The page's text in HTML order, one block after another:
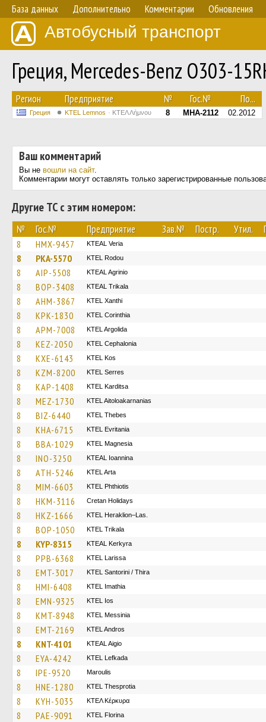
База данных Дополнительно Комментарии Обновления
Автобусный транспорт
Греция, Mercedes-Benz O303-
Регион Предприятие № Гос.№ По...
Греция KTEL Lemnos ΚΤΕΛ Λήμνου 8 MHA-2112 02.2012
Ваш комментарий
Вы не вошли на сайт.
Комментарии могут оставлять только зарегистрированные
Другие ТС с этим номером:
№ Гос.№ Предприятие Зав.№ Постр. Утил.
8 HMX-9457 KTEAL Veria
8 PKA-5570 ΚΤΕL Rodou
8 AIP-5508 KTEAL Agrinio
8 BOP-3408 KTEAL Trikala
8 AHM-3867 KTEL Xanthi
8 KPK-1830 KTEL Corinthia
8 APM-7008 KTEL Argolida
8 KEZ-2050 KTEL Cephalonia
8 KXE-6143 KTEL Kos
8 KZM-8200 KTEL Serres
8 KAP-1408 ΚΤΕL Karditsa
8 MEZ-1730 KTEL Aitoloakarnanias
8 BIZ-6440 KTEL Thebes
8 KHA-6715 ΚΤΕL Evritania
8 BBA-1029 ΚΤΕL Magnesia
8 INO-3250 KTEAL Ioannina
8 ATH-5246 KTEL Arta
8 MIM-6603 ΚΤΕL Phthiotis
8 HKM-3116 Cretan Holidays
8 HKZ-1666 KTEL Heraklion–Las.
8 BOP-1050 ΚΤΕL Τrikala
8 KYP-8315 KTEAL Kerkyra
8 PPB-6368 KTEL Larissa
8 EMT-3017 KTEL Santorini / Thira
8 HMI-6408 KTEL Imathia
8 EMN-9325 KTEL Ios
8 KMT-8948 KTEL Messinia
8 EMT-2169 KTEL Andros
8 KNT-4101 KTEAL Aigio
8 EYA-4242 KTEL Lefkada
8 IPE-9520 Maroulis
8 HNE-1280 KTEL Thesprotia
8 KYH-5035 ΚΤΕΛ Κέρκυρα
8 PAE-9091 KTEL Florina